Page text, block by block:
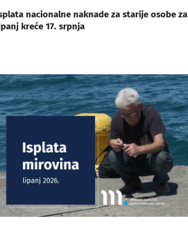
nacionalne naknade za starije osobe za
kreće 17. srpnja